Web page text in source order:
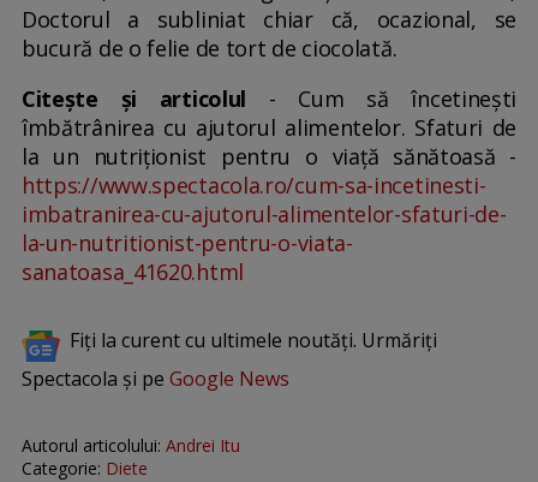
Doctorul a subliniat chiar că, ocazional, se
bucură de o felie de tort de ciocolată.
Citește și articolul - Cum să încetinești
îmbătrânirea cu ajutorul alimentelor. Sfaturi de
la un nutriționist pentru o viață sănătoasă -
https://www.spectacola.ro/cum-sa-incetinesti-
imbatranirea-cu-ajutorul-alimentelor-sfaturi-de-
la-un-nutritionist-pentru-o-viata-
sanatoasa_41620.html
Fiți la curent cu ultimele noutăți. Urmăriți
Spectacola și pe Google News
Autorul articolului: Andrei Itu
Categorie: Diete